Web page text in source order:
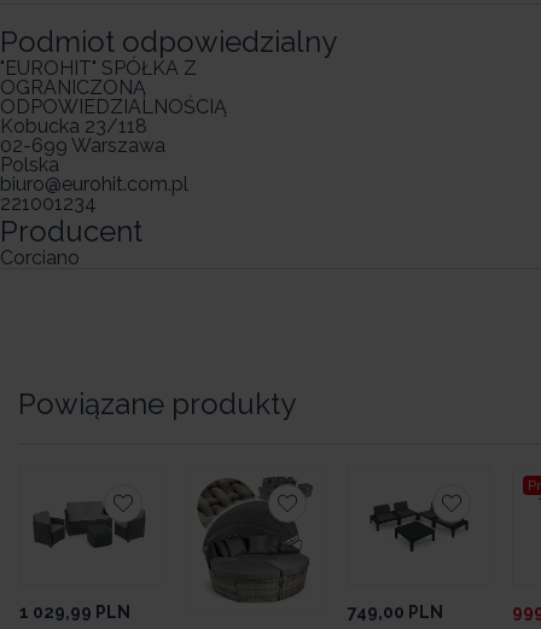
Podmiot odpowiedzialny
"EUROHIT" SPÓŁKA Z
OGRANICZONĄ
ODPOWIEDZIALNOŚCIĄ
Kobucka 23/118
02-699 Warszawa
Polska
biuro@eurohit.com.pl
221001234
Producent
Corciano
Powiązane produkty
1 029,99 PLN
749,00 PLN